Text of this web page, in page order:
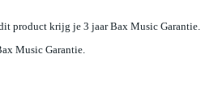
product krijg je 3 jaar Bax Music Garantie.
Music Garantie.